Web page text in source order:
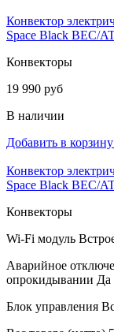
Конвектор
Space Black BEC/
Конвекторы
19 990 руб
В наличии
Добавить в корзину
Конвектор
Space Black BEC/
Конвекторы
Wi-Fi модуль
Аварийное
опрокидывании Да
Блок управления